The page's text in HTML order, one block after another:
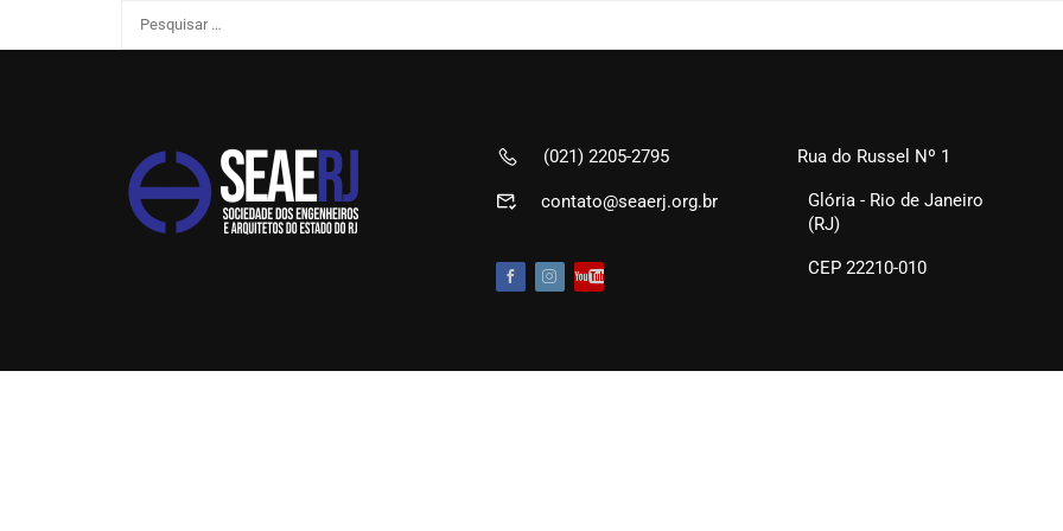
(021) 2205-2795
contato@seaerj.org.br
Rua do Russel Nº 1
Glória - Rio de Janeiro
(RJ)
CEP 22210-010